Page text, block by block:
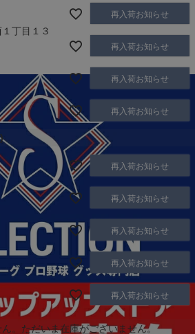
丁目１３
再入荷お知らせ
再入荷お知らせ
再入荷お知らせ
再入荷お知らせ
再入荷お知らせ
再入荷お知らせ
再入荷お知らせ
再入荷お知らせ
再入荷お知らせ
。ただいま在庫がございません。